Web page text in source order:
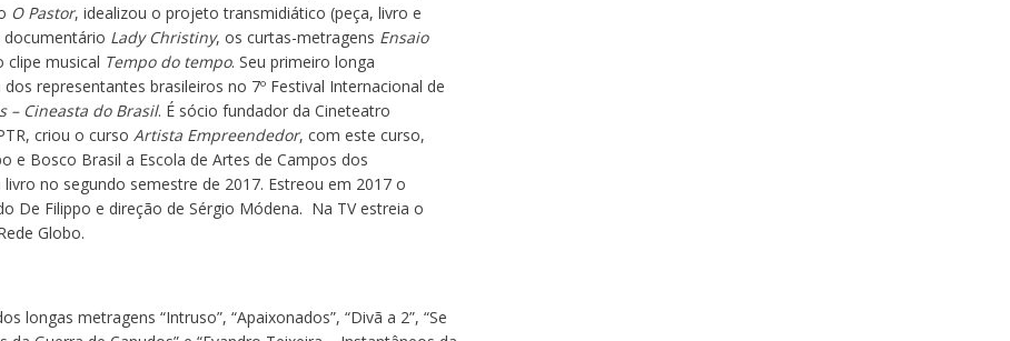
O Pastor, idealizou o projeto transmidiático (peça, livro e
documentário Lady Christiny, os curtas-metragens Ensaio
clipe musical Tempo do tempo. Seu primeiro longa
representantes brasileiros no 7º Festival Internacional de
– Cineasta do Brasil. É sócio fundador da Cineteatro
criou o curso Artista Empreendedor, com este curso,
Bosco Brasil a Escola de Artes de Campos dos
no segundo semestre de 2017. Estreou em 2017 o
De Filippo e direção de Sérgio Módena. Na TV estreia o
Globo.
longas metragens “Intruso”, “Apaixonados”, “Divã a 2”, “Se